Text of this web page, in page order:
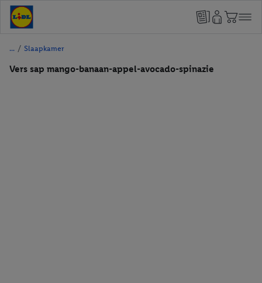
/ Slaapkamer
Vers sap mango-banaan-appel-avocado-spinazie